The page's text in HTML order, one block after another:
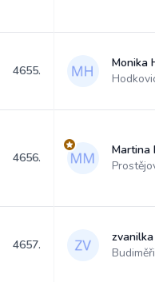
4655.
Monika
4656.
Martina
4657.
zvanilka